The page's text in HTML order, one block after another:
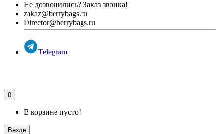
Не дозвонились? Заказ звонка!
zakaz@berrybags.ru
Director@berrybags.ru
Telegram
0
В корзине пусто!
Везде